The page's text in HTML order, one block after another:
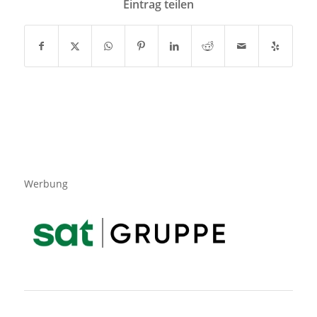
Eintrag teilen
Werbung